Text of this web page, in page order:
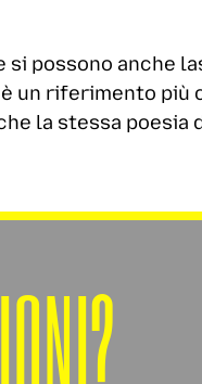
possono anche
un riferimento
la stessa